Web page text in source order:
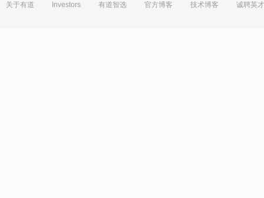
关于有道 Investors 有道智选 官方博客 技术博客 诚聘英才